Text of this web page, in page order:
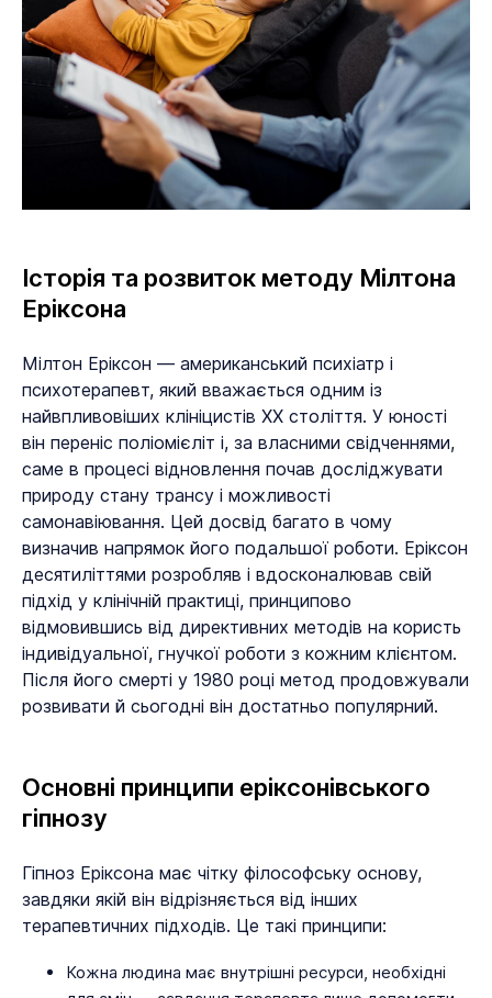
Історія та розвиток методу Мілтона
Еріксона
Мілтон Еріксон — американський психіатр і
психотерапевт, який вважається одним із
найвпливовіших клініцистів XX століття. У юності
він переніс поліомієліт і, за власними свідченнями,
саме в процесі відновлення почав досліджувати
природу стану трансу і можливості
самонавіювання. Цей досвід багато в чому
визначив напрямок його подальшої роботи. Еріксон
десятиліттями розробляв і вдосконалював свій
підхід у клінічній практиці, принципово
відмовившись від директивних методів на користь
індивідуальної, гнучкої роботи з кожним клієнтом.
Після його смерті у 1980 році метод продовжували
розвивати й сьогодні він достатньо популярний.
Основні принципи еріксонівського
гіпнозу
Гіпноз Еріксона має чітку філософську основу,
завдяки якій він відрізняється від інших
терапевтичних підходів. Це такі принципи:
Кожна людина має внутрішні ресурси, необхідні